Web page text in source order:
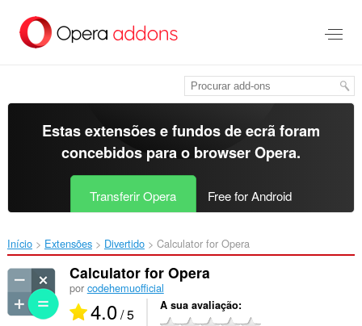
para
Estas extensões e fundos de ecrã foram
concebidos para o browser Opera.
Transferir Opera Free for Android
Início Extensões Divertido Calculator for Opera‎
Calculator for Opera
por codehemuofficial
4.0/ 5 A sua avaliação